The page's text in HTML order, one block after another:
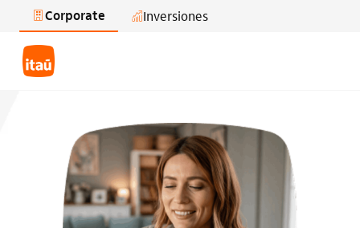
Saltar al contenido principal
Corporate Inversiones